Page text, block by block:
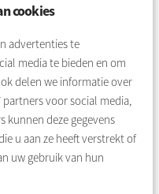
cookies
advertenties te
media te bieden en om
delen we informatie over
partners voor social media,
kunnen deze gegevens
u aan ze heeft verstrekt of
uw gebruik van hun
een jaar in haar
de binnentuin ...
met elkaar om dan ik
groet iedereen elkaar en
iets is. Hier gaat dat wat
regelmatig te gaan koken
voor een mannetje of